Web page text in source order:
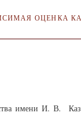
ОЦЕНКА
имени И. В.